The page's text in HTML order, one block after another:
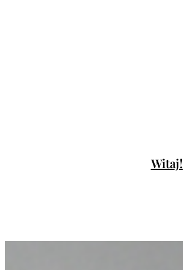
Witaj!